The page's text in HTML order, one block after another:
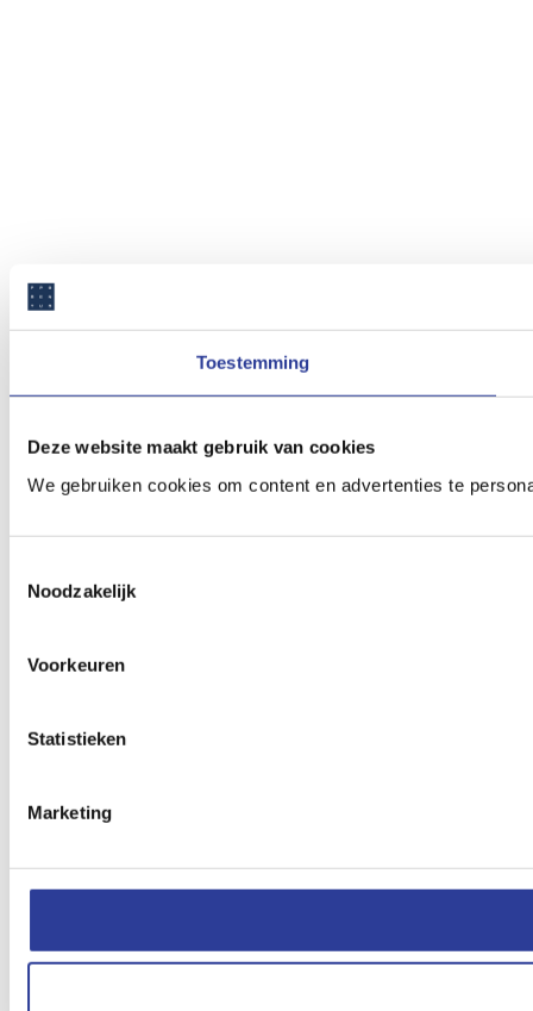
Toestemming
Deze website maakt gebruik van cookies
We gebruiken cookies om content en advertenties te
Noodzakelijk
Voorkeuren
Statistieken
Marketing